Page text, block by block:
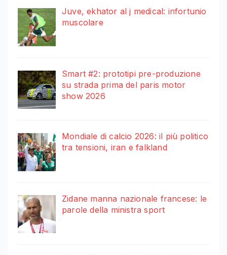
Juve, ekhator al j medical: infortunio
muscolare
Smart #2: prototipi pre-produzione
su strada prima del paris motor
show 2026
Mondiale di calcio 2026: il più politico
tra tensioni, iran e falkland
Zidane manna nazionale francese: le
parole della ministra sport